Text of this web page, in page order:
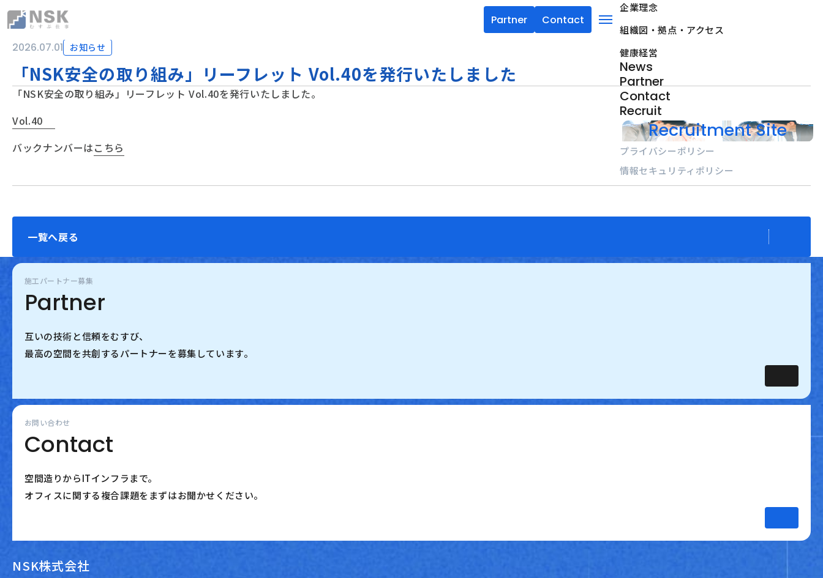
Partner Contact
menu
企業理念
組織図・拠点・アクセス
健康経営
News
Partner
Contact
Recruit
Recruitment Site
プライバシーポリシー
情報セキュリティポリシー
2026.07.01 お知らせ
「NSK安全の取り組み」リーフレット Vol.40を発行いたしました
「NSK安全の取り組み」リーフレット Vol.40を発行いたしました。
Vol.40
バックナンバーはこちら
一覧へ戻る
施工パートナー募集
Partner
互いの技術と信頼をむすび、
最高の空間を共創するパートナーを募集しています。
お問い合わせ
Contact
空間造りからITインフラまで。
オフィスに関する複合課題をまずはお聞かせください。
NSK株式会社